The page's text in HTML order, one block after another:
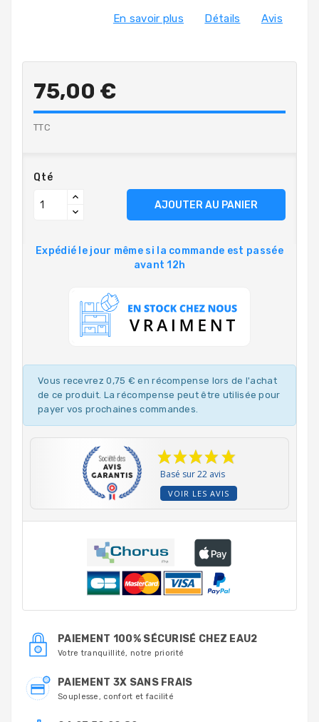
En savoir plus Détails Avis
75,00 €
TTC
Qté
AJOUTER AU PANIER
Expédié le jour même si la commande est passée
avant 12h
Vous recevrez 0,75 € en récompense lors de l'achat
de ce produit. La récompense peut être utilisée pour
payer vos prochaines commandes.
Basé sur 22 avis
VOIR LES AVIS
PAIEMENT 100% SÉCURISÉ CHEZ EAU2
Votre tranquillité, notre priorité
PAIEMENT 3X SANS FRAIS
Souplesse, confort et facilité